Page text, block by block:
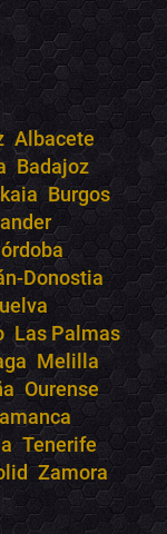
Albacete
Badajoz
Burgos
Donostia
Las Palmas
Melilla
Ourense
Tenerife
Zamora